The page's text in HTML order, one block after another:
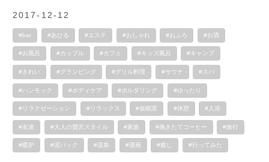
2017-12-12
#bar #あひる #エステ #おしゃれ #おふろ #お酒
#お風呂 #カップル #カフェ #キッズ風呂 #キャンプ
#きれい #グランピング #グリル料理 #サウナ #スパ
#ハンモック #ボディケア #ボルダリング #ゆったり
#リラクゼーション #リラックス #仮眠室 #休憩 #入浴
#友達 #大人の贅沢スタイル #家族 #挽きたてコーヒー #旅行
#暖炉 #泥パック #温泉 #漫画 #癒し #行ってみた